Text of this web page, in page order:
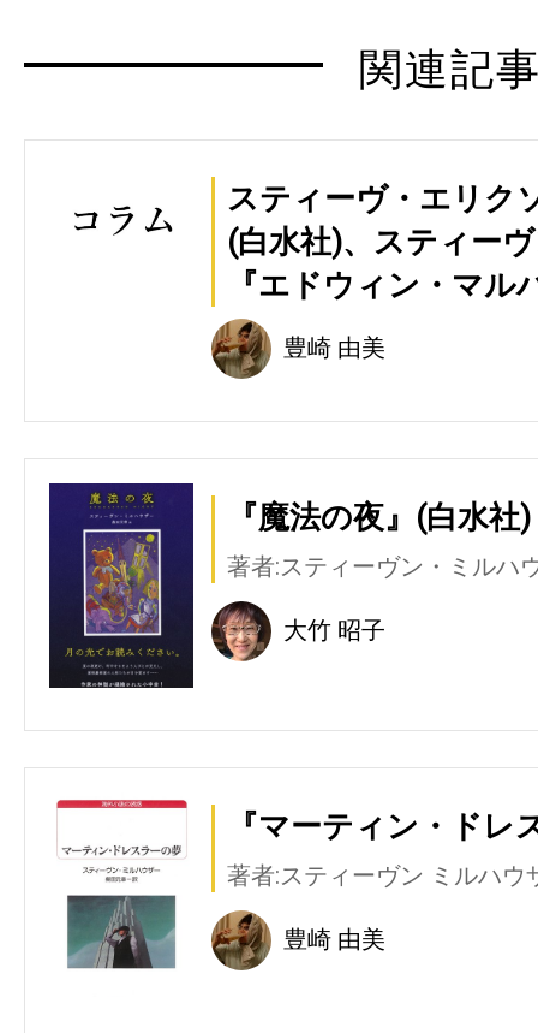
関連記
スティーヴ・エリク
(白水社)、スティー
『エドウィン・マル
豊崎 由美
『魔法の夜』(白水社)
著者:スティーヴン・ミルハ
大竹 昭子
『マーティン・ドレ
著者:スティーヴン ミルハウ
豊崎 由美